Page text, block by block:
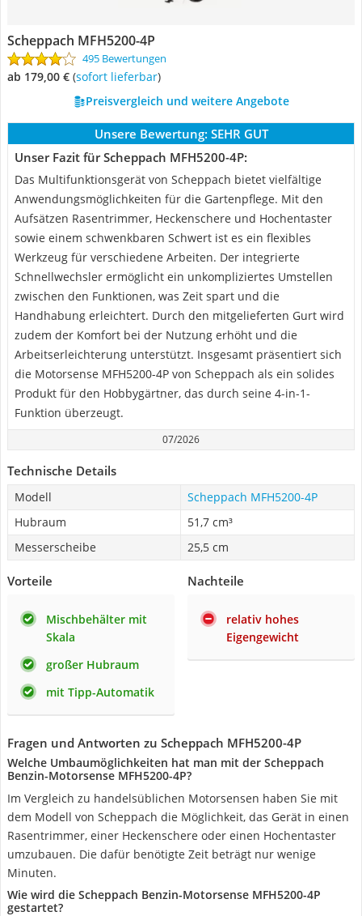
Scheppach MFH5200-4P
495 Bewertungen
ab 179,00 € ( Sofort lieferbar)
Preisvergleich und weitere Angebote
Unsere Bewertung: SEHR GUT
Unser Fazit für Scheppach MFH5200-4P:
Das Multifunktionsgerät von Scheppach bietet vielfältige
Anwendungsmöglichkeiten für die Gartenpflege. Mit den
Aufsätzen Rasentrimmer, Heckenschere und Hochentaster
sowie einem schwenkbaren Schwert ist es ein flexibles
Werkzeug für verschiedene Arbeiten. Der integrierte
Schnellwechsler ermöglicht ein unkompliziertes Umstellen
zwischen den Funktionen, was Zeit spart und die
Handhabung erleichtert. Durch den mitgelieferten Gurt wird
zudem der Komfort bei der Nutzung erhöht und die
Arbeitserleichterung unterstützt. Insgesamt präsentiert sich
die Motorsense MFH5200-4P von Scheppach als ein solides
Produkt für den Hobbygärtner, das durch seine 4-in-1-
Funktion überzeugt.
07/2026
Technische Details
Modell
Scheppach MFH5200-4P
Hubraum
51,7 cm³
Messerscheibe
25,5 cm
Vorteile
Mischbehälter mit
Skala
großer Hubraum
mit Tipp-Automatik
Nachteile
relativ hohes
Eigengewicht
Fragen und Antworten zu Scheppach MFH5200-4P
Welche Umbaumöglichkeiten hat man mit der Scheppach
Benzin-Motorsense MFH5200-4P?
Im Vergleich zu handelsüblichen Motorsensen haben Sie mit
dem Modell von Scheppach die Möglichkeit, das Gerät in einen
Rasentrimmer, einer Heckenschere oder einen Hochentaster
umzubauen. Die dafür benötigte Zeit beträgt nur wenige
Minuten.
Wie wird die Scheppach Benzin-Motorsense MFH5200-4P
gestartet?